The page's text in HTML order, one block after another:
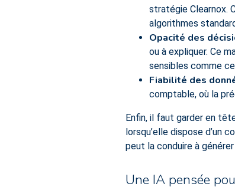
stratégie Clearnox.
algorithmes
Opacité des
ou à expliquer. Ce
sensibles comme
Fiabilité des
comptable, où la
Enfin, il faut garder en
lorsqu’elle dispose d’un
peut la conduire à
Une IA pensée